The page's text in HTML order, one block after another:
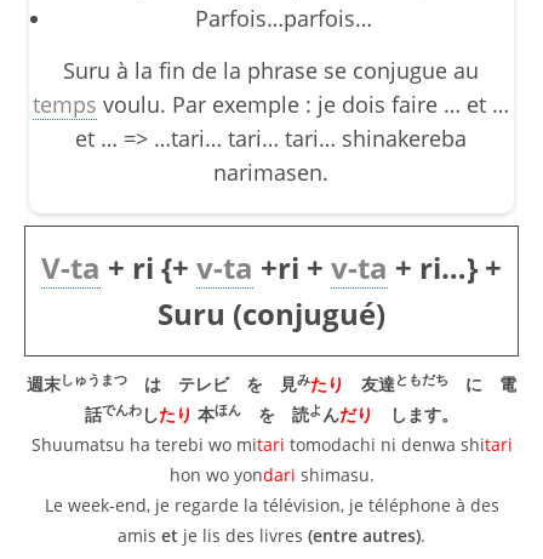
Parfois…parfois…
Suru à la fin de la phrase se conjugue au
temps voulu. Par exemple : je dois faire … et …
et … => …tari… tari… tari… shinakereba
narimasen.
V-ta + ri {+ v-ta +ri + v-ta + ri…} +
Suru (conjugué)
週末しゅうまつ は テレビ を 見みたり 友達ともだち
に 電
話でんわ したり 本ほん を 読よ んだり
します。
Shuumatsu ha terebi wo mitari tomodachi ni denwa shitari
hon wo yondari shimasu.
Le week-end, je regarde la télévision, je téléphone à des
amis et je lis des livres (entre autres).